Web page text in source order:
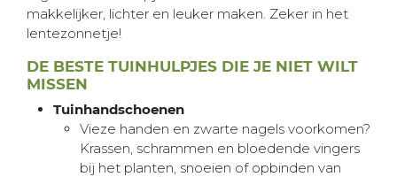
makkelijker, lichter en leuker maken. Zeker in het
lentezonnetje!
DE BESTE TUINHULPJES DIE JE NIET WILT
MISSEN
Tuinhandschoenen
Vieze handen en zwarte nagels voorkomen?
Krassen, schrammen en bloedende vingers
bij het planten, snoeien of opbinden van